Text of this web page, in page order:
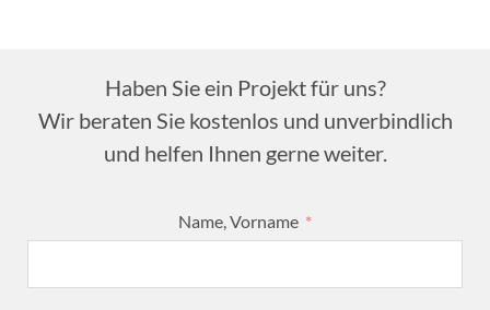
Haben Sie ein Projekt für uns?
Wir beraten Sie kostenlos und unverbindlich
und helfen Ihnen gerne weiter.
Name, Vorname